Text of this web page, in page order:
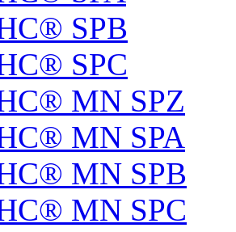
SPB
SPC
MN SPZ
MN SPA
MN SPB
MN SPC